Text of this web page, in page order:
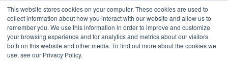
This website stores cookies on your computer. These cookies are used to
collect information about how you interact with our website and allow us to
remember you. We use this information in order to improve and customize
your browsing experience and for analytics and metrics about our visitors
both on this website and other media. To find out more about the cookies we
use, see our Privacy Policy.
Aller
au
contenu
principal
01 84 20 18 48